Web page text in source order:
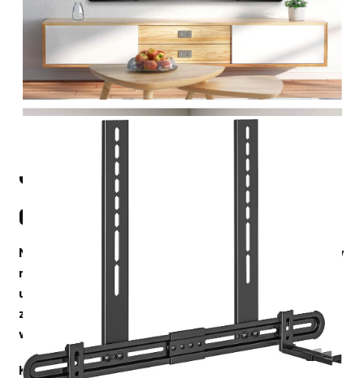
Jak dobrać uchwyt
do soundbara?
Montaż soundbara to jeden z najprostszych sposobów
na poprawę jakości dźwięku telewizora. Jednak wielu
użytkowników zastanawia się, jak prawidłowo
zamontować soundbar, aby uzyskać najlepszy efekt
wizualny i akustyczny.
Kompatybilność